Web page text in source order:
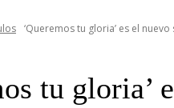
‘Queremos tu gloria’ es el
tu gloria’